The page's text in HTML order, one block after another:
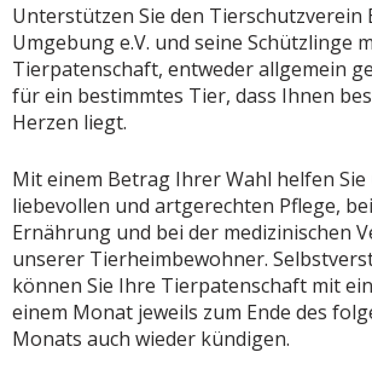
Unterstützen Sie den Tierschutzverein
Umgebung e.V. und seine Schützlinge
Tierpatenschaft, entweder allgemein
für ein bestimmtes Tier, dass Ihnen
Herzen liegt.
Mit einem Betrag Ihrer Wahl helfen Sie
liebevollen und artgerechten Pflege,
Ernährung und bei der medizinischen
unserer Tierheimbewohner.
können Sie Ihre Tierpatenschaft mit
einem Monat jeweils zum Ende des
Monats auch wieder kündigen.